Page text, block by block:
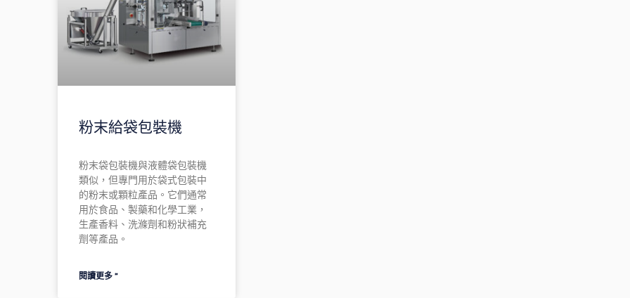
粉末給袋包裝機
粉末袋包裝機與液體袋包裝機
類似，但專門用於袋式包裝中
的粉末或顆粒產品。它們通常
用於食品、製藥和化學工業，
生產香料、洗滌劑和粉狀補充
劑等產品。
閱讀更多 ”